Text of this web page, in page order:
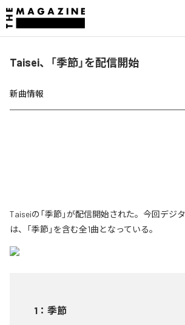
Taisei、「季節」を配信開始
新曲情報
Taiseiの「季節」が配信開始された。今回デジ
は、「季節」を含む全1曲となっている。
1 ： 季節